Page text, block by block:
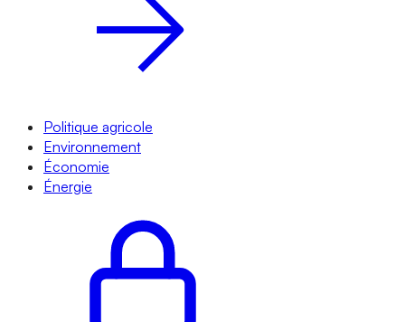
Politique agricole
Environnement
Économie
Énergie